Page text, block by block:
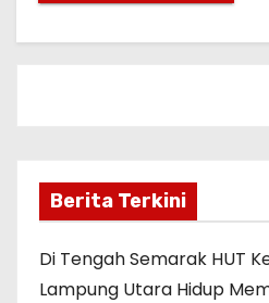
Berita Terkini
Di Tengah Semarak HUT
Lampung Utara Hidup